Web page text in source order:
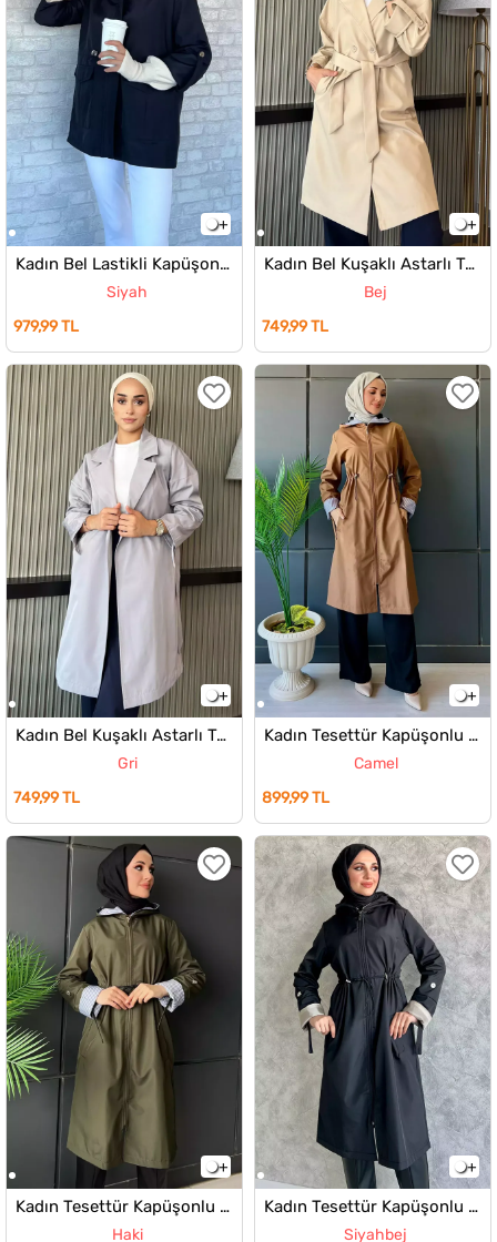
Kadın Bel Lastikli Kapüşonlu Tesettür Trençkot
Siyah
979,99 TL
Kadın Bel Kuşaklı Astarlı Tesettür Uzun Trençkot
Bej
749,99 TL
Kadın Bel Kuşaklı Astarlı Tesettür Uzun Trençkot
Gri
749,99 TL
Kadın Tesettür Kapüşonlu Bel Lastikli Trençkot
Camel
899,99 TL
Kadın Tesettür Kapüşonlu Bel Lastikli Trençkot
Haki
Kadın Tesettür Kapüşonlu Bel Lastikli Trençkot
Siyahbej